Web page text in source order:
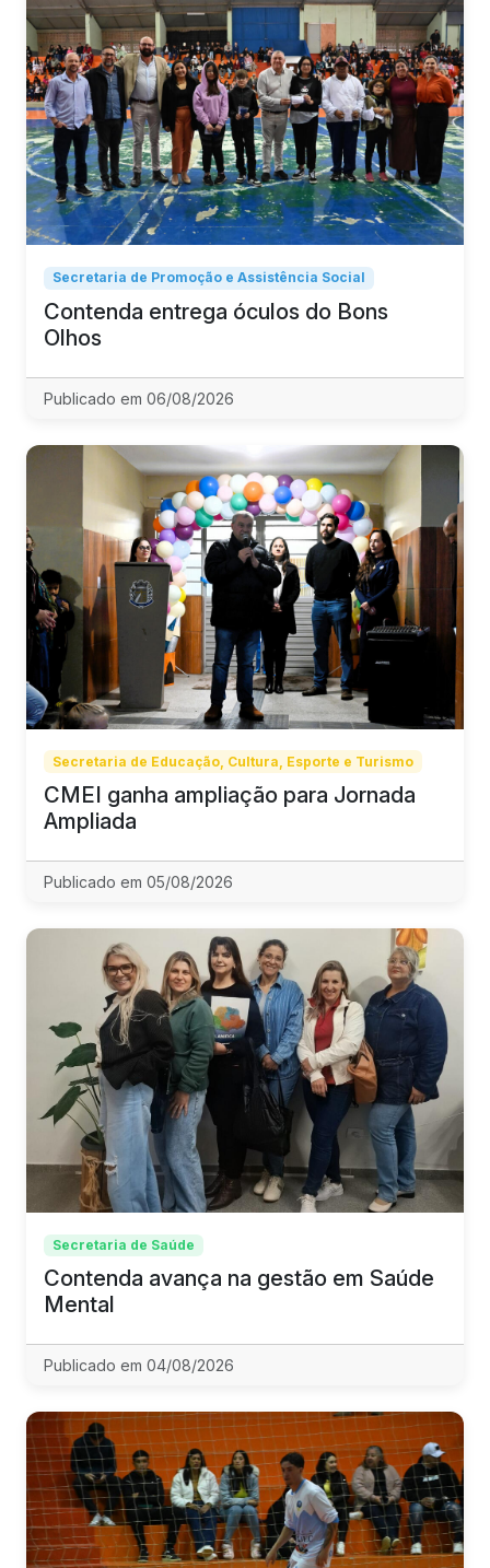
Secretaria de Promoção e Assistência Social
Contenda entrega óculos do Bons
Olhos
Publicado em 06/08/2026
Secretaria de Educação, Cultura, Esporte e Turismo
CMEI ganha ampliação para Jornada
Ampliada
Publicado em 05/08/2026
Secretaria de Saúde
Contenda avança na gestão em Saúde
Mental
Publicado em 04/08/2026